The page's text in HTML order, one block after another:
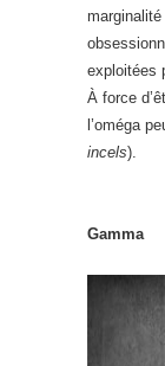
exploitées
À force
l’oméga
incels).
Gamma